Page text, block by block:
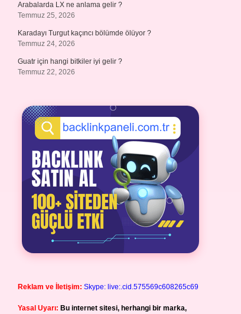
Arabalarda LX ne anlama gelir ?
Temmuz 25, 2026
Karadayı Turgut kaçıncı bölümde ölüyor ?
Temmuz 24, 2026
Guatr için hangi bitkiler iyi gelir ?
Temmuz 22, 2026
Reklam ve İletişim: Skype: live:.cid.575569c608265c69
Yasal Uyarı: Bu internet sitesi, herhangi bir marka,